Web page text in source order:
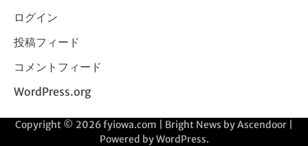
ログイン
投稿フィード
コメントフィード
WordPress.org
Copyright © 2026fyiowa.com | Bright News byAscendoor
Powered byWordPress.